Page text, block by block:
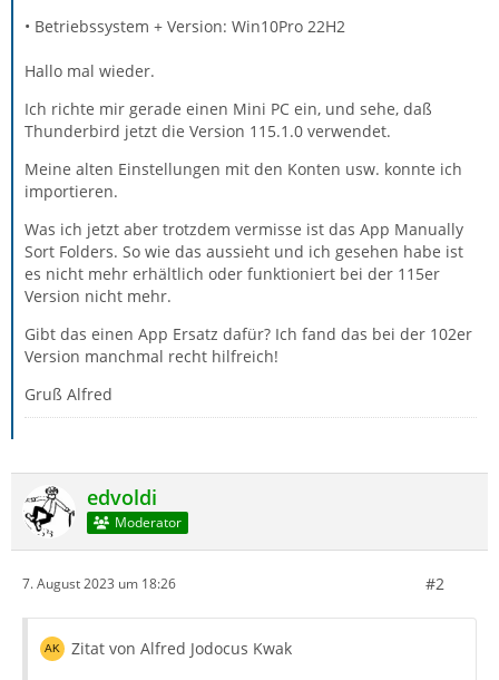
• Betriebssystem + Version: Win10Pro 22H2
Hallo mal wieder.
Ich richte mir gerade einen Mini PC ein, und sehe, daß
Thunderbird jetzt die Version 115.1.0 verwendet.
Meine alten Einstellungen mit den Konten usw. konnte ich
importieren.
Was ich jetzt aber trotzdem vermisse ist das App Manually
Sort Folders. So wie das aussieht und ich gesehen habe ist
es nicht mehr erhältlich oder funktioniert bei der 115er
Version nicht mehr.
Gibt das einen App Ersatz dafür? Ich fand das bei der 102er
Version manchmal recht hilfreich!
Gruß Alfred
edvoldi
Moderator
7. August 2023 um 18:26 #2
Zitat von Alfred Jodocus Kwak